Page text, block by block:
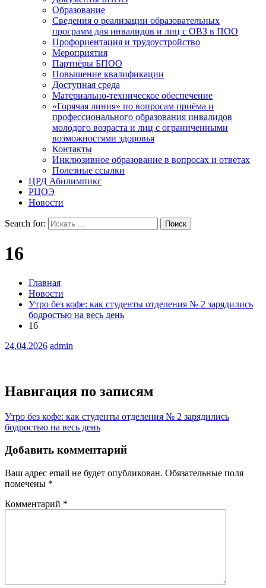
Образование
Сведения о реализации образовательных
программ для инвалидов и лиц с ОВЗ в ПОО
Профориентация и трудоустройство
Мероприятия
Партнёры БПОО
Повышение квалификации
Доступная среда
Материально-техническое обеспечение
«Горячая линия» по вопросам приёма и
профессионального образования инвалидов
молодого возраста и лиц с ограниченными
возможностями здоровья
Контакты
Инклюзивное образование в вопросах и ответах
Полезные ссылки
ЦРД Абилимпикс
РЦОЭ
Новости
Search for:
16
Главная
Новости
Утро без кофе: как студенты отделения № 2 зарядились
бодростью на весь день
16
24.04.2026 admin
Навигация по записям
Утро без кофе: как студенты отделения № 2 зарядились
бодростью на весь день
Добавить комментарий
Ваш адрес email не будет опубликован. Обязательные поля
помечены *
Комментарий *